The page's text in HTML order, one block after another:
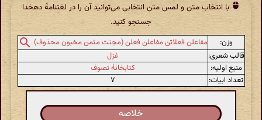
با انتخاب متن و لمس متن انتخابی می‌توانید آن را در لغتنامهٔ دهخدا
جستجو کنید.
وزن:
مفاعلن فعلاتن مفاعلن فعلن (مجتث مثمن مخبون محذوف)
قالب شعری:
غزل
منبع اولیه:
کتابخانهٔ تصوف
تعداد ابیات:
۷
خلاصه